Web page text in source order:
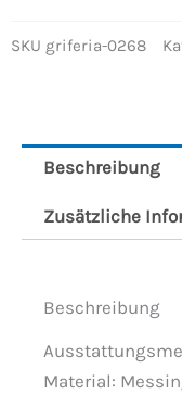
SKU griferia-0268
Beschreibung
Zusätzliche
Beschreibung
Material: